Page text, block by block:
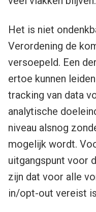
Het is niet
Verordening de
versoepeld. Een
ertoe kunnen
tracking van data
analytische
niveau alsnog
mogelijk wordt.
uitgangspunt voor
zijn dat voor alle
in/opt-out vereist